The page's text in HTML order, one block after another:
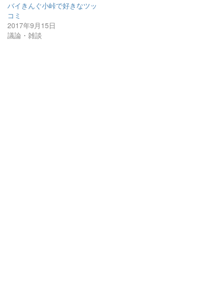
バイきんぐ小峠で好きなツッ
コミ
2017年9月15日
議論・雑談